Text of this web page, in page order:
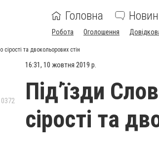
Головна
Робота Оголошення
сірості та двокольорових стін
16:31, 10 жовтня 2019 р.
Під’їзди
сірості та